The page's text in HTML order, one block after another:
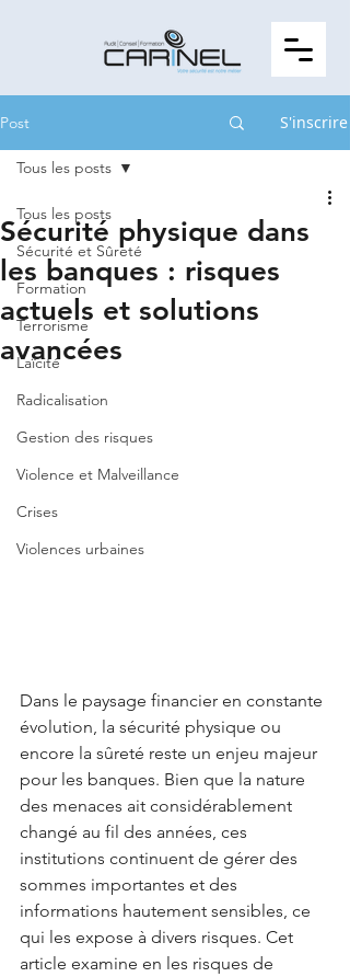
Post S'inscrire
Tous les posts
Sécurité et Sûreté
Formation
Terrorisme
Laïcité
Radicalisation
Gestion des risques
Violence et Malveillance
Crises
Violences urbaines
Tous les posts
Sécurité physique dans
les banques : risques
actuels et solutions
avancées
Dans le paysage financier en constante
évolution, la sécurité physique ou
encore la sûreté reste un enjeu majeur
pour les banques. Bien que la nature
des menaces ait considérablement
changé au fil des années, ces
institutions continuent de gérer des
sommes importantes et des
informations hautement sensibles, ce
qui les expose à divers risques. Cet
article examine en les risques de